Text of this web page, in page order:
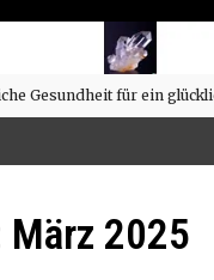
Gesundheit für ein
März 2025